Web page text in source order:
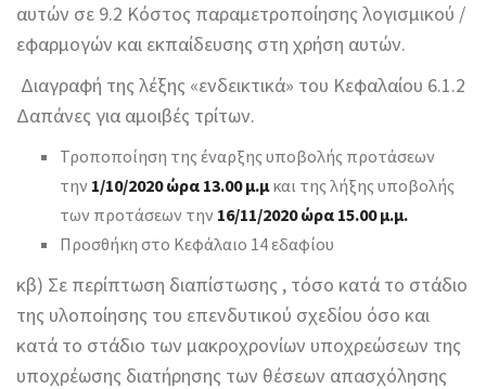
αυτών σε 9.2 Κόστος παραμετροποίησης λογισμικού /
εφαρμογών και εκπαίδευσης στη χρήση αυτών.
Διαγραφή της λέξης «ενδεικτικά» του Κεφαλαίου 6.1.2
Δαπάνες για αμοιβές τρίτων.
Τροποποίηση της έναρξης υποβολής προτάσεων
την 1/10/2020 ώρα 13.00 μ.μ και της λήξης υποβολής
των προτάσεων την 16/11/2020 ώρα 15.00 μ.μ.
Προσθήκη στο Κεφάλαιο 14 εδαφίου
κβ) Σε περίπτωση διαπίστωσης , τόσο κατά το στάδιο
της υλοποίησης του επενδυτικού σχεδίου όσο και
κατά το στάδιο των μακροχρονίων υποχρεώσεων της
υποχρέωσης διατήρησης των θέσεων απασχόλησης